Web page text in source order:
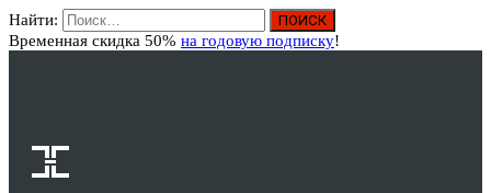
Найти:
Временная скидка 50% на годовую подписку!